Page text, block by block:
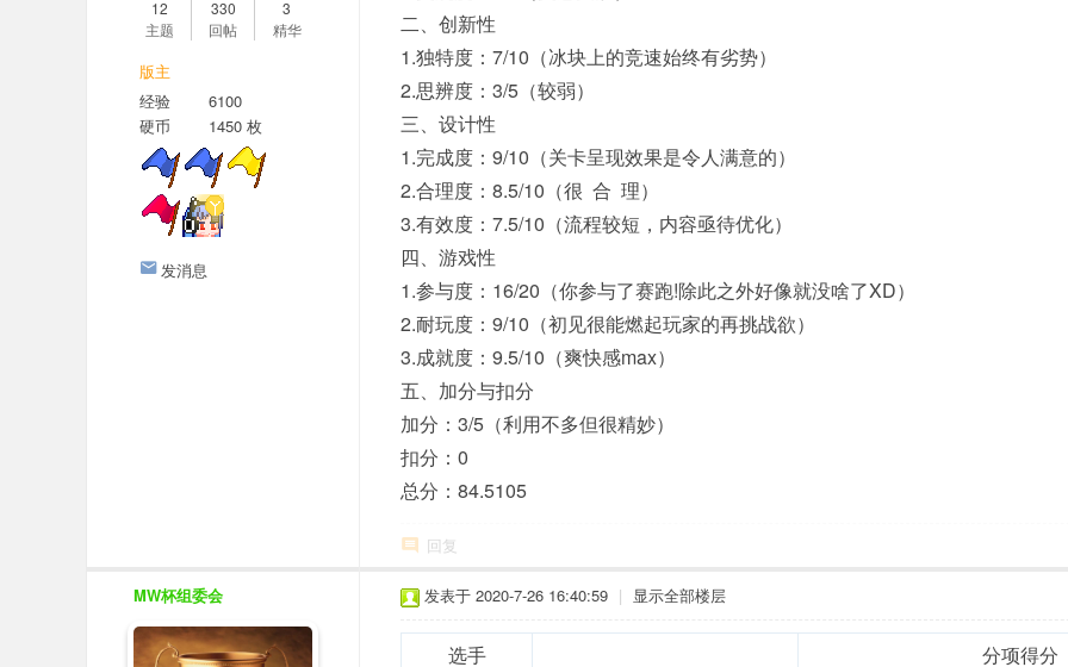
12
主题
330
回帖
3
精华
版主
经验
6100
硬币
1450 枚
发消息
二、创新性
1.独特度：7/10（冰块上的竞速始终有劣势）
2.思辨度：3/5（较弱）
三、设计性
1.完成度：9/10（关卡呈现效果是令人满意的）
2.合理度：8.5/10（很 合 理）
3.有效度：7.5/10（流程较短，内容亟待优化）
四、游戏性
1.参与度：16/20（你参与了赛跑!除此之外好像就没啥了XD）
2.耐玩度：9/10（初见很能燃起玩家的再挑战欲）
3.成就度：9.5/10（爽快感max）
五、加分与扣分
加分：3/5（利用不多但很精妙）
扣分：0
总分：84.5105
回复
MW杯组委会 发表于 2020-7-26 16:40:59 | 显示全部楼层
选手 分项得分